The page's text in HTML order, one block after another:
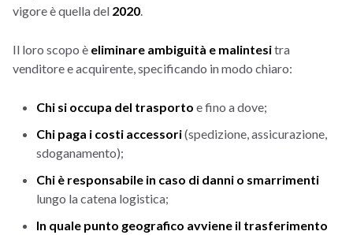
vigore è quella del 2020
Il loro scopo è eliminare ambiguità e malintesitra
venditore e acquirente, specificando in modo chiaro:
Chi si occupa del trasporto e fino a dove;
Chi paga i costi accessori(spedizione, assicurazione,
sdoganamento);
Chi è responsabile in caso di danni o smarrimenti
lungo la catena logistica;
In quale punto geografico avviene il trasferimento